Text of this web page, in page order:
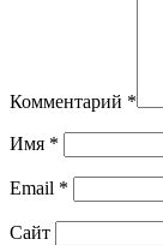
Комментарий *
Имя *
Email *
Сайт